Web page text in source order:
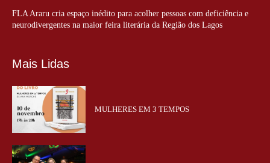
FLA Araru cria espaço inédito para acolher pessoas com deficiência e
neurodivergentes na maior feira literária da Região dos Lagos
Mais Lidas
MULHERES EM 3 TEMPOS